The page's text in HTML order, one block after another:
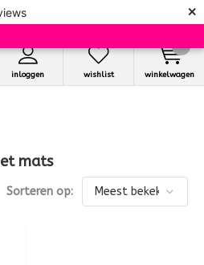
×
inloggen wishlist winkelwagen
mats
Sorteren op: